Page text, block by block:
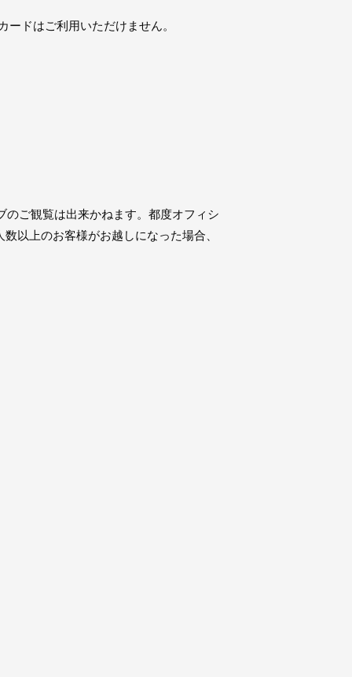
ドはご利用いただけません。
ご観覧は出来かねます。都度オフィシ
以上のお客様がお越しになった場合、